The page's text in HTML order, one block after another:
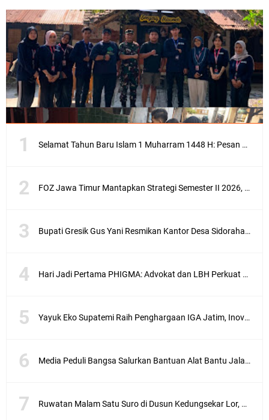
Selamat Tahun Baru Islam 1 Muharram 1448 H: Pesan Hijrah Drs. H. Husnul Aqib, M.M. untuk Negeri
FOZ Jawa Timur Mantapkan Strategi Semester II 2026, Fokus pada Penguatan SDM Amil dan Kolaborasi BerdampakNarasi
Bupati Gresik Gus Yani Resmikan Kantor Desa Sidoraharjo: Simbol Komitmen Pelayanan Publik dan Kepedulian Sosial
Hari Jadi Pertama PHIGMA: Advokat dan LBH Perkuat Soliditas di Jakarta
Yayuk Eko Supatemi Raih Penghargaan IGA Jatim, Inovasi Wayang Kulit untuk Anak Berkebutuhan Khusus
Media Peduli Bangsa Salurkan Bantuan Alat Bantu Jalan untuk Lansia
Ruwatan Malam Satu Suro di Dusun Kedungsekar Lor, Tradisi Luhur yang Terus Istiqomah